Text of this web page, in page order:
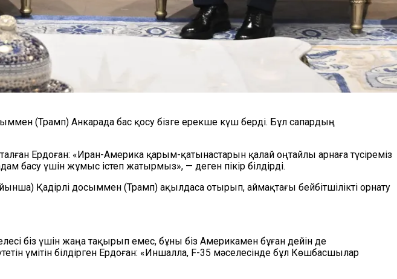
(Трамп) Анкарада бас қосу бізге ерекше күш берді. Бұл сапардың
Ердоған: «Иран-Америка қарым-қатынастарын қалай оңтайлы арнаға түсіреміз
басу үшін жұмыс істеп жатырмыз», — деген пікір білдірді.
Қадірлі досыммен (Трамп) ақылдаса отырып, аймақтағы бейбітшілікті орнату
біз үшін жаңа тақырып емес, бұны біз Америкамен бұған дейін де
үмітін білдірген Ердоған: «Иншалла, F-35 мәселесінде бұл Көшбасшылар